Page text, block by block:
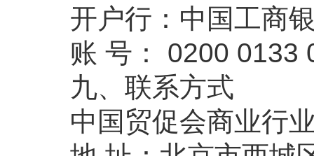
开户行：中国工商
账 号： 0200 0133
九、联系方式
中国贸促会商业行